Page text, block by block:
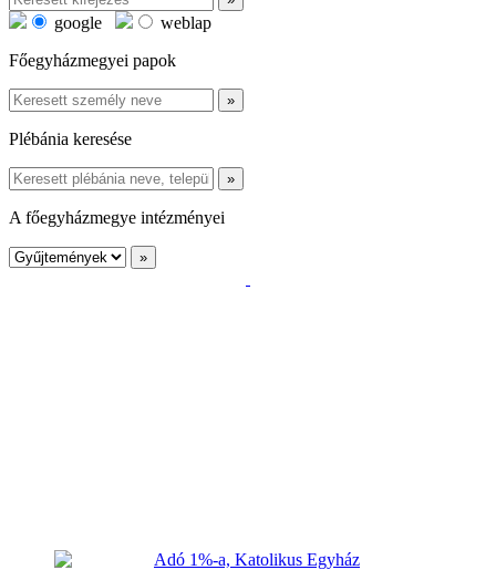
google
weblap
Főegyházmegyei papok
Plébánia keresése
A főegyházmegye intézményei